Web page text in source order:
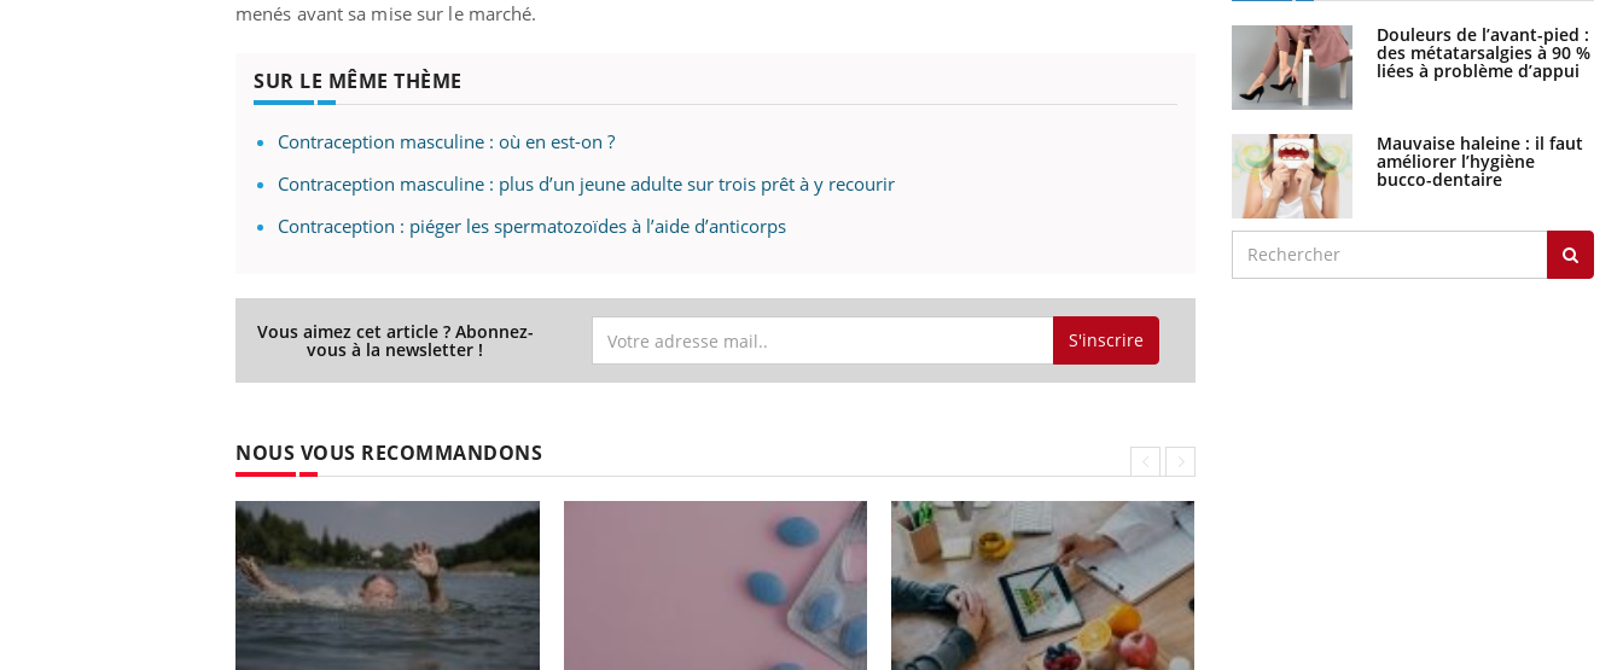
menés avant sa mise sur le marché.
SUR LE MÊME THÈME
Contraception masculine : où en est-on ?
Contraception masculine : plus d’un jeune adulte sur trois prêt à y recourir
Contraception : piéger les spermatozoïdes à l’aide d’anticorps
Vous aimez cet article ? Abonnez-
vous à la newsletter ! S'inscrire
NOUS VOUS RECOMMANDONS
Douleurs de l’avant-pied :
des métatarsalgies à 90 %
liées à problème d’appui
Mauvaise haleine : il faut
améliorer l’hygiène
bucco-dentaire